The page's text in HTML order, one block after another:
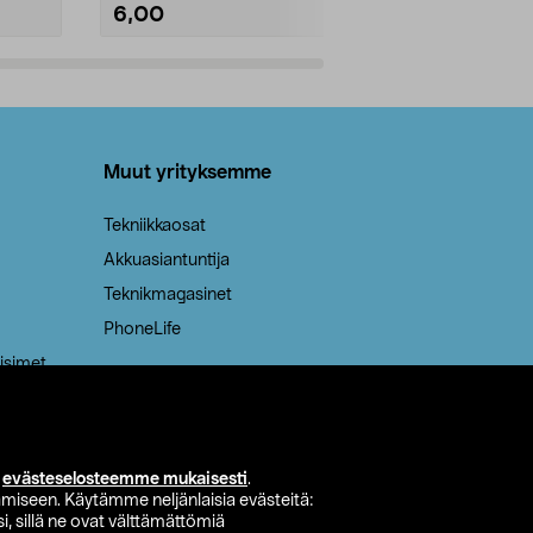
evästeselosteemme mukaisesti.
Käytämme neljänlaisia evästeitä:
sillä ne ovat välttämättömiä
6,00
Muut yrityksemme
Tekniikkaosat
Akkuasiantuntija
Teknikmagasinet
PhoneLife